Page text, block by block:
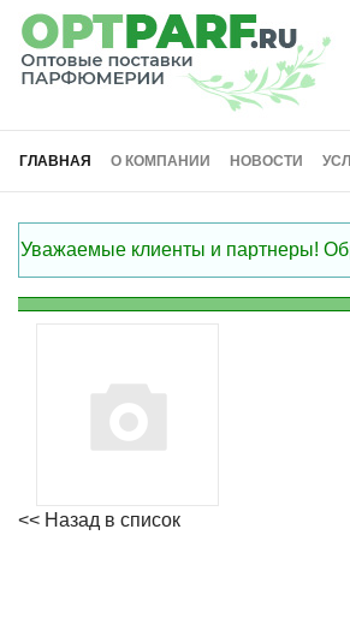
ГЛАВНАЯ О КОМПАНИИ НОВОСТИ
Уважаемые клиенты и партнеры!
<< Назад в список